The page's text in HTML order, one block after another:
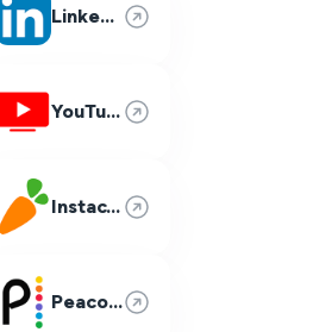
LinkedIn
YouTube TV
Instacart
Peacock